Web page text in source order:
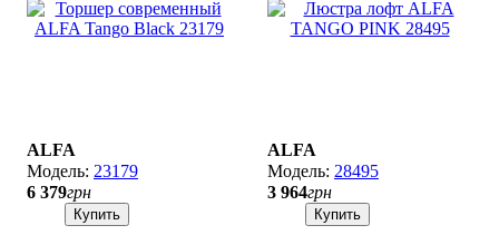
ALFA
23179
6 379грн
Купить
ALFA
28495
3 964грн
Купить